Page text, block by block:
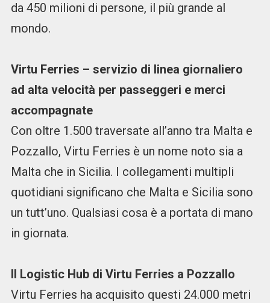
da 450 milioni di persone, il più grande al
mondo.
Virtu Ferries – servizio di linea giornaliero
ad alta velocità per passeggeri e merci
accompagnate
Con oltre 1.500 traversate all’anno tra Malta e
Pozzallo, Virtu Ferries è un nome noto sia a
Malta che in Sicilia. I collegamenti multipli
quotidiani significano che Malta e Sicilia sono
un tutt’uno. Qualsiasi cosa è a portata di mano
in giornata.
Il Logistic Hub di Virtu Ferries a Pozzallo
Virtu Ferries ha acquisito questi 24.000 metri